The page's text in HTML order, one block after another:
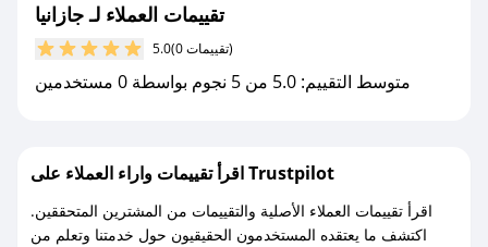
مع صحصح، تسوق بذكاء ووفّر على كل مشترياتك مع
تقييمات العملاء لـ جازانيا
5.0 (0 تقييمات)
متوسط التقييم: 5.0 من 5 نجوم بواسطة 0 مستخدمين
اقرأ تقييمات واراء العملاء على Trustpilot
اقرأ تقييمات العملاء الأصلية والتقييمات من المشترين المتحققين.
اكتشف ما يعتقده المستخدمون الحقيقيون حول خدمتنا وتعلم من